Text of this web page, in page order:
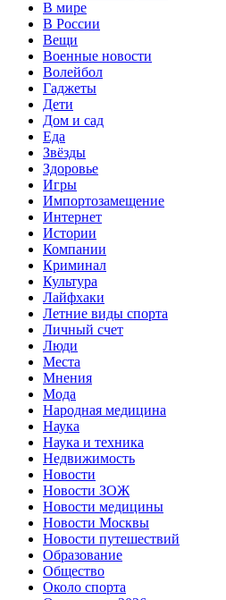
В мире
В России
Вещи
Военные новости
Волейбол
Гаджеты
Дети
Дом и сад
Еда
Звёзды
Здоровье
Игры
Импортозамещение
Интернет
Истории
Компании
Криминал
Культура
Лайфхаки
Летние виды спорта
Личный счет
Люди
Места
Мнения
Мода
Народная медицина
Наука
Наука и техника
Недвижимость
Новости
Новости ЗОЖ
Новости медицины
Новости Москвы
Новости путешествий
Образование
Общество
Около спорта